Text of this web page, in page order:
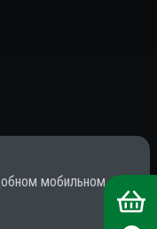
на территории
мобильном